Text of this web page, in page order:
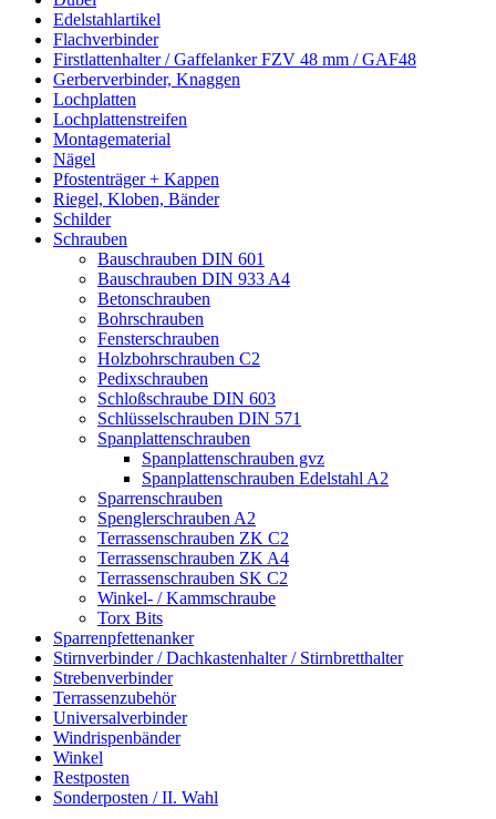
Edelstahlartikel
Flachverbinder
Firstlattenhalter / Gaffelanker FZV 48 mm / GAF48
Gerberverbinder, Knaggen
Lochplatten
Lochplattenstreifen
Montagematerial
Nägel
Pfostenträger + Kappen
Riegel, Kloben, Bänder
Schilder
Schrauben
Bauschrauben DIN 601
Bauschrauben DIN 933 A4
Betonschrauben
Bohrschrauben
Fensterschrauben
Holzbohrschrauben C2
Pedixschrauben
Schloßschraube DIN 603
Schlüsselschrauben DIN 571
Spanplattenschrauben
Spanplattenschrauben gvz
Spanplattenschrauben Edelstahl A2
Sparrenschrauben
Spenglerschrauben A2
Terrassenschrauben ZK C2
Terrassenschrauben ZK A4
Terrassenschrauben SK C2
Winkel- / Kammschraube
Torx Bits
Sparrenpfettenanker
Stirnverbinder / Dachkastenhalter / Stirnbretthalter
Strebenverbinder
Terrassenzubehör
Universalverbinder
Windrispenbänder
Winkel
Restposten
Sonderposten / II. Wahl